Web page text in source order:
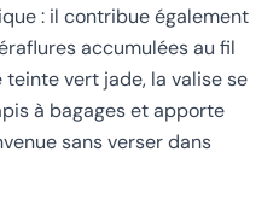
: il contribue également
accumulées au fil
vert jade, la valise se
à bagages et apporte
sans verser dans